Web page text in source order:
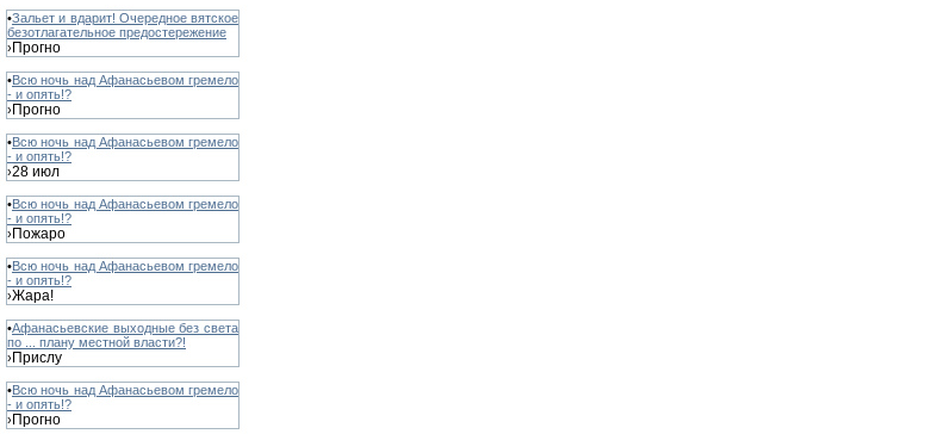
•Зальет и вдарит! Очередное вятское
безотлагательное предостережение
›Прогно
•Всю ночь над Афанасьевом гремело
- и опять!?
›Прогно
•Всю ночь над Афанасьевом гремело
- и опять!?
›28 июл
•Всю ночь над Афанасьевом гремело
- и опять!?
›Пожаро
•Всю ночь над Афанасьевом гремело
- и опять!?
›Жара!
•Афанасьевские выходные без света
по ... плану местной власти?!
›Прислу
•Всю ночь над Афанасьевом гремело
- и опять!?
›Прогно